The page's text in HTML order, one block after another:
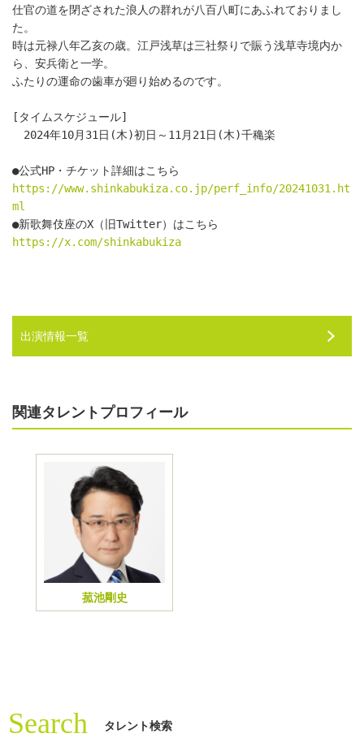
仕官の道を閉ざされた浪人の群れが八百八町にあふれておりまし
た。
時は元禄八年乙亥の歳。江戸浅草は三社祭りで賑う浅草寺境内か
ら、安兵衛と一学。
ふたりの運命の歯車が廻り始めるのです。
[タイムスケジュール]
2024年10月31日(木)初日～11月21日(木)千穐楽
●公式HP・チケット詳細はこちら
https://www.shinkabukiza.co.jp/perf_info/20241031.ht
ml
●新歌舞伎座のX（旧Twitter）はこちら
https://x.com/shinkabukiza
出演情報一覧
関連タレントプロフィール
菰池剛史
Search タレント検索